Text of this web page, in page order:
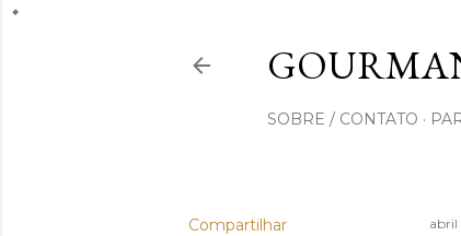
SOBRE / CONTATO
Compartilhar abril